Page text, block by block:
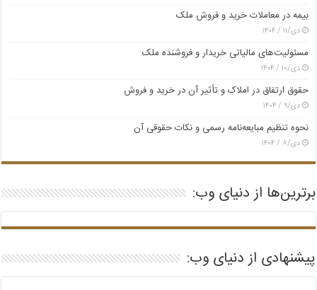
بیمه در معاملات خرید و فروش ملک
دی/۱۱ / ۱۴۰۴
مسئولیت‌های مالیاتی خریدار و فروشنده ملک
دی/۱۰ / ۱۴۰۴
حقوق ارتفاق در املاک و تأثیر آن در خرید و فروش
دی/۹ / ۱۴۰۴
نحوه تنظیم مبایعه‌نامه رسمی و نکات حقوقی آن
دی/۸ / ۱۴۰۴
برترین‌ها از دنیای وب:
پیشنهادی از دنیای وب: